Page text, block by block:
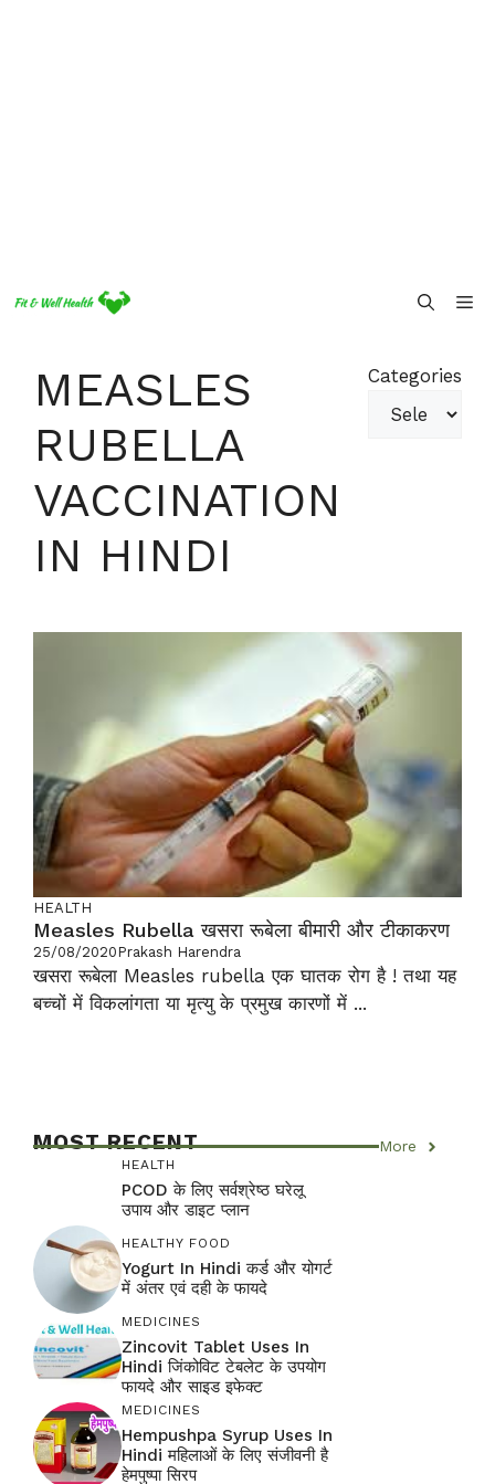
MEASLES
RUBELLA
VACCINATION
IN HINDI
Categories
HEALTH
Measles Rubella खसरा रूबेला बीमारी और टीकाकरण
25/08/2020Prakash Harendra
खसरा रूबेला Measles rubella एक घातक रोग है ! तथा यह
बच्चों में विकलांगता या मृत्यु के प्रमुख कारणों में ...
MOST RECENT More
HEALTH
PCOD के लिए सर्वश्रेष्ठ घरेलू
उपाय और डाइट प्लान
HEALTHY FOOD
Yogurt In Hindi कर्ड और योगर्ट
में अंतर एवं दही के फायदे
MEDICINES
Zincovit Tablet Uses In
Hindi जिंकोविट टेबलेट के उपयोग
फायदे और साइड इफेक्ट
MEDICINES
Hempushpa Syrup Uses In
Hindi महिलाओं के लिए संजीवनी है
हेमपुष्पा सिरप